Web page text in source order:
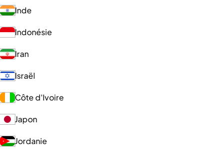
Inde
Indonésie
Iran
Israël
Côte d'Ivoire
Japon
Jordanie